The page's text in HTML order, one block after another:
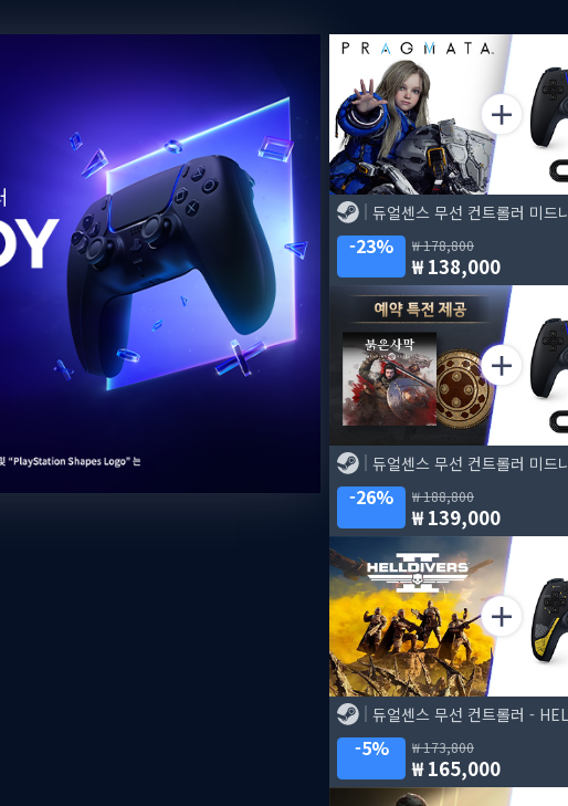
23% 178,800
138,000
26% 188,800
139,000
5% 173,800
165,000